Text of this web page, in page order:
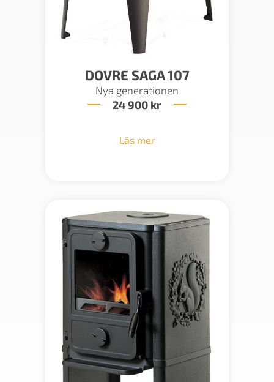
DOVRE SAGA 107
Nya generationen
24 900 kr
Läs mer